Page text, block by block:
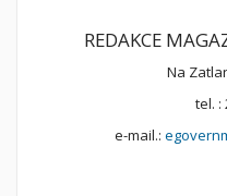
REDAKCE
Na
tel. :
e-mail.: